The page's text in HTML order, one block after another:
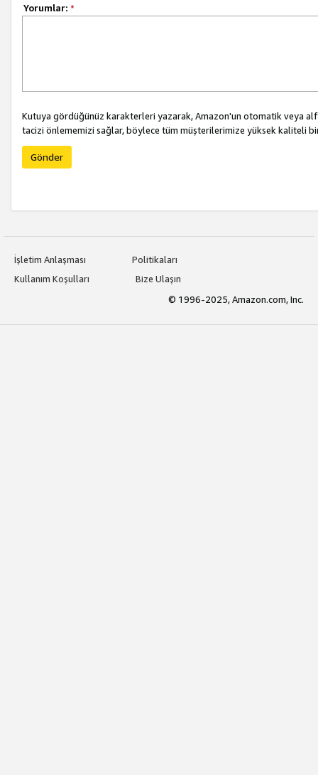
Yorumlar: *
Kutuya gördüğünüz karakterleri yazarak, Amazon'un otomatik veya
tacizi önlememizi sağlar, böylece tüm müşterilerimize yüksek kaliteli
Gönder
İşletim Anlaşması
Politikaları
Kullanım Koşulları
Bize Ulaşın
© 1996-2025, Amazon.com, Inc.